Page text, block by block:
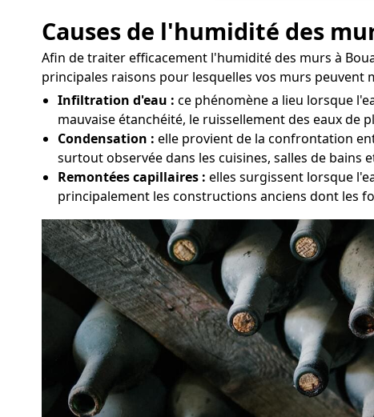
Causes de l'humidité des
Afin de traiter efficacement l'humidité des murs à
principales raisons pour lesquelles vos murs peuvent
Infiltration d'eau : ce phénomène a lieu lorsque
mauvaise étanchéité, le ruissellement des eaux de
Condensation : elle provient de la confrontation
surtout observée dans les cuisines, salles de bains
Remontées capillaires : elles surgissent lorsque
principalement les constructions anciens dont les